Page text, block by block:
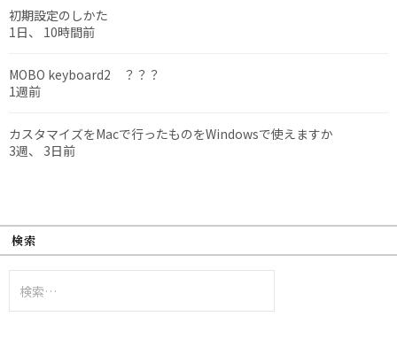
初期設定のしかた
1日、 10時間前
MOBO keyboard2 ？？？
1週前
カスタマイズをMacで行ったものをWindowsで使えますか
3週、 3日前
検索
索: